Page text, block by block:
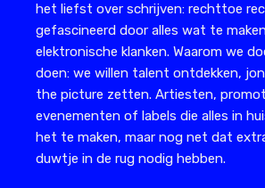
het liefst over schrijven: rechttoe
gefascineerd door alles wat te
elektronische klanken. Waarom we
doen: we willen talent ontdekken,
the picture zetten. Artiesten,
evenementen of labels die alles in
het te maken, maar nog net dat
duwtje in de rug nodig hebben.